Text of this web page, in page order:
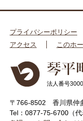
プライバシーポリシー
アクセス
このホ
法人番号
〒766-8502 香川県仲
Tel：0877-75-6700（代